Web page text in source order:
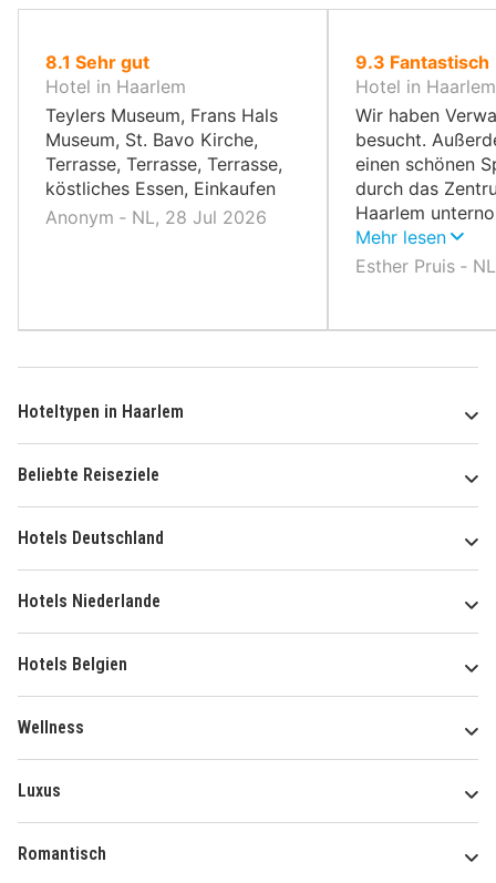
8.1 von
10,
Sehr gut
Hotel in Haarlem
Teylers Museum, Frans Hals
Museum, St. Bavo Kirche,
Terrasse, Terrasse, Terrasse,
köstliches Essen, Einkaufen
Anonym ‐ NL, 28 Jul 2026
9.3 von
10,
Fantastisch
Hotel in Haarlem
Wir haben
besucht.
einen schönen
durch das
Haarlem
Mehr lesen
Esther Pruis ‐
Hoteltypen in Haarlem
Beliebte Reiseziele
Hotels Deutschland
Hotels Niederlande
Hotels Belgien
Wellness
Luxus
Romantisch